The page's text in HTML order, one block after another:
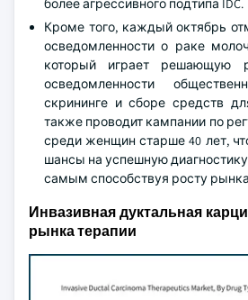
более агрессивного подтипа IDC.
Кроме того, каждый октябрь
осведомленности о раке
который играет решающую
осведомленности
скрининге и сборе средств
также проводит кампании по
среди женщин старше 40 лет,
шансы на успешную
самым способствуя росту
Инвазивная дуктальная
рынка терапии